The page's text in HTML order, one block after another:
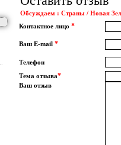
Обсуждаем : Страны / Новая
Контактное лицо *
Ваш E-mail *
Телефон
Тема отзыва*
Ваш отзыв